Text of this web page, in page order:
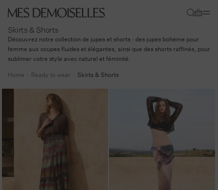
Skip to
content
Cart
Skirts & Shorts
Découvrez notre collection de jupes et shorts : des jupes bohème pour
femme aux coupes fluides et élégantes, ainsi que des shorts raffinés, pour
sublimer votre style avec naturel et féminité.
Home
Ready to wear Skirts & Shorts